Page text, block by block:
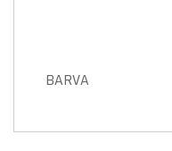
BARVA